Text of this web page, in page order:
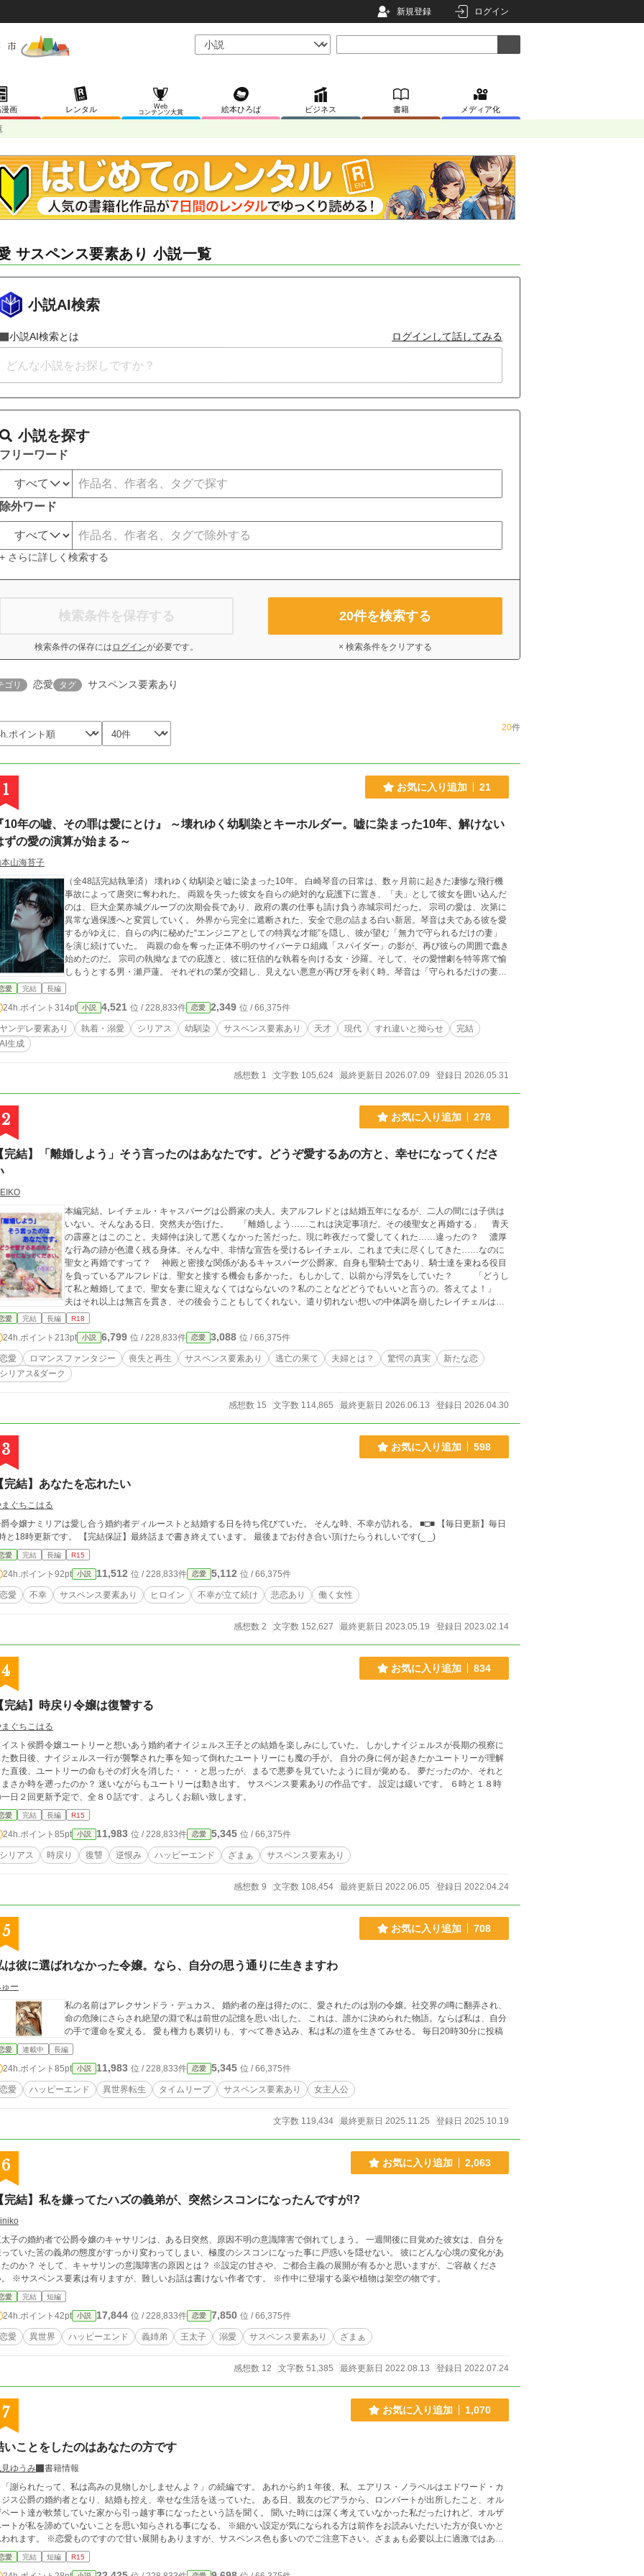
新規登録 ログイン
画 レンタル
Web
コンテンツ大賞
絵本ひろば ビジネス 書籍 メディア化
サスペンス要素あり 小説一覧
小説AI検索
小説AI検索とは ログインして話してみる
小説を探す
フリーワード
除外ワード
+ さらに詳しく検索する
検索条件を保存する
検索条件の保存には ログインが必要です。
20件を検索する
× 検索条件をクリアする
ゴリ 恋愛 タグ サスペンス要素あり
20件
1 お気に入り追加 21
10年の嘘、その罪は愛にとけ』 ～壊れゆく幼馴染とキーホルダー。嘘に染まった10年、解けない
ずの愛の演算が始まる～
山海苔子
（全48話完結執筆済） ​壊れゆく幼馴染と嘘に染まった10年。 ​白崎琴音の日常は、数ヶ月前に起きた凄惨な飛行機
事故によって唐突に奪われた。 両親を失った彼女を自らの絶対的な庇護下に置き、「夫」として彼女を囲い込んだ
のは、巨大企業赤城グループの次期会長であり、政府の裏の仕事も請け負う赤城宗司だった。 ​宗司の愛は、次第に
異常な過保護へと変質していく。 外界から完全に遮断された、安全で息の詰まる白い新居。琴音は夫である彼を愛
するがゆえに、自らの内に秘めた“エンジニアとしての特異な才能”を隠し、彼が望む「無力で守られるだけの妻」
を演じ続けていた。 ​ 両親の命を奪った正体不明のサイバーテロ組織「スパイダー」の影が、再び彼らの周囲で蠢き
始めたのだ。 ​宗司の執拗なまでの庇護と、彼に狂信的な執着を向ける女・沙羅。そして、その愛憎劇を特等席で愉
しもうとする男・瀬戸蓮。 それぞれの業が交錯し、見えない悪意が再び牙を剥く時。琴音は「守られるだけの妻」
でいることをやめ、長年封印していた指先を動かす決意をする。 ​嘘と執着で塗り固められた鳥籠を壊し、不器用な
化、台詞、世界観など、物語ストーリーの根本となる設計はすべて作者のオリジナルです。それらを小説の形にす
るための「本文（地の文）の執筆・文章化（5割程）」においてAIを活用しています。
愛 完結 長編
24h.ポイント 314pt 小説 4,521 位 / 228,833件 恋愛 2,349 位 / 66,375件
ヤンデレ要素あり 執着・溺愛 シリアス 幼馴染 サスペンス要素あり 天才 現代 すれ違いと拗らせ
完結
AI生成
感想数 1 文字数 105,624 最終更新日 2026.07.09 登録日 2026.05.31
2 お気に入り追加 278
完結】「離婚しよう」そう言ったのはあなたです。どうぞ愛するあの方と、幸せになってくださ
本編完結。レイチェル・キャスバーグは公爵家の夫人。夫アルフレドとは結婚五年になるが、二人の間には子供は
いない。そんなある日、突然夫が告げた。 「離婚しよう……これは決定事項だ。その後聖女と再婚する」 青天
の霹靂とはこのこと。夫婦仲は決して悪くなかった筈だった。現に昨夜だって愛してくれた……違ったの？ 濃厚
な行為の跡が色濃く残る身体。そんな中、非情な宣告を受けるレイチェル。これまで夫に尽くしてきた……なのに
聖女と再婚ですって？ 神殿と密接な関係があるキャスバーグ公爵家。自身も聖騎士であり、騎士達を束ねる役目
を負っているアルフレドは、聖女と接する機会も多かった。もしかして、以前から浮気をしていた？ 「どうし
て私と離婚してまで、聖女を妻に迎えなくてはならないの？私のことなどどうでもいいと言うの。答えてよ！」
夫はそれ以上は無言を貫き、その後会うこともしてくれない。遣り切れない想いの中体調を崩したレイチェルは、
朦朧とした意識の中既に離婚が成立していることを知る。 「了承なんてしてない！」 そんなレイチェルの
ないものではあるけど、国王の甥である夫ならば拒否することも可能だったはず。結局はあなたの選択なのね？
打ちひしがれているところに、突然現れた聖女から侮辱を受け、おまけに驚愕の真実を聞く。そのショックでレイ
チェルは、聖女を怪我をさせてしまうことに。 そこに現れたアルフレドは、レイチェルがワザと聖女に対して暴
力を奮ったのだと誤解し、経緯も聞かずに厳しく罵倒する。それから大事そうに聖女を抱え、冷たい視線を投げて
レイチェル。だけど疎遠になっている実家には頼れず、手に入れた慰謝料でどこか遠くへと姿を隠すことを決意す
絡まり合い、レイチェルを思いも寄らない方向へと翻弄する。驚愕の真実へと辿り着いた時、その先にあるものと
愛 完結 長編 R18
24h.ポイント 213pt 小説 6,799 位 / 228,833件 恋愛 3,088 位 / 66,375件
恋愛 ロマンスファンタジー 喪失と再生 サスペンス要素あり 逃亡の果て 夫婦とは？ 驚愕の真実
新たな恋
シリアス&ダーク
感想数 15 文字数 114,865 最終更新日 2026.06.13 登録日 2026.04.30
3 お気に入り追加 598
完結】あなたを忘れたい
ぐちこはる
令嬢ナミリアは愛し合う婚約者ディルーストと結婚する日を待ち侘びていた。 そんな時、不幸が訪れる。 ■□■ 【毎日更新】毎日
と18時更新です。 【完結保証】最終話まで書き終えています。 最後までお付き合い頂けたらうれしいです(_ _)
愛 完結 長編 R15
24h.ポイント 92pt 小説 11,512 位 / 228,833件 恋愛 5,112 位 / 66,375件
恋愛 不幸 サスペンス要素あり ヒロイン 不幸が立て続け 悲恋あり 働く女性
感想数 2 文字数 152,627 最終更新日 2023.05.19 登録日 2023.02.14
4 お気に入り追加 834
完結】時戻り令嬢は復讐する
ぐちこはる
スト侯爵令嬢ユートリーと想いあう婚約者ナイジェルス王子との結婚を楽しみにしていた。 しかしナイジェルスが長期の視察に
数日後、ナイジェルス一行が襲撃された事を知って倒れたユートリーにも魔の手が。 自分の身に何が起きたかユートリーが理解
直後、ユートリーの命もその灯火を消した・・・と思ったが、まるで悪夢を見ていたように目が覚める。 夢だったのか、それと
か時を遡ったのか？ 迷いながらもユートリーは動き出す。 サスペンス要素ありの作品です。 設定は緩いです。 ６時と１８時
日２回更新予定で、全８０話です、よろしくお願い致します。
愛 完結 長編 R15
24h.ポイント 85pt 小説 11,983 位 / 228,833件 恋愛 5,345 位 / 66,375件
シリアス 時戻り 復讐 逆恨み ハッピーエンド ざまぁ サスペンス要素あり
感想数 9 文字数 108,454 最終更新日 2022.06.05 登録日 2022.04.24
5 お気に入り追加 708
は彼に選ばれなかった令嬢。なら、自分の思う通りに生きますわ
ー
私の名前はアレクサンドラ・デュカス。 婚約者の座は得たのに、愛されたのは別の令嬢。社交界の噂に翻弄され、
命の危険にさらされ絶望の淵で私は前世の記憶を思い出した。 これは、誰かに決められた物語。ならば私は、自分
の手で運命を変える。 愛も権力も裏切りも、すべて巻き込み、私は私の道を生きてみせる。 毎日20時30分に投稿
愛 連載中 長編
24h.ポイント 85pt 小説 11,983 位 / 228,833件 恋愛 5,345 位 / 66,375件
恋愛 ハッピーエンド 異世界転生 タイムリープ サスペンス要素あり 女主人公
文字数 119,434 最終更新日 2025.11.25 登録日 2025.10.19
6 お気に入り追加 2,063
完結】私を嫌ってたハズの義弟が、突然シスコンになったんですが!?
子の婚約者で公爵令嬢のキャサリンは、ある日突然、原因不明の意識障害で倒れてしまう。 一週間後に目覚めた彼女は、自分を
ていた筈の義弟の態度がすっかり変わってしまい、極度のシスコンになった事に戸惑いを隠せない。 彼にどんな心境の変化があ
か？ そして、キャサリンの意識障害の原因とは？ ※設定の甘さや、ご都合主義の展開が有るかと思いますが、ご容赦くださ
※サスペンス要素は有りますが、難しいお話は書けない作者です。 ※作中に登場する薬や植物は架空の物です。
愛 完結 短編
24h.ポイント 42pt 小説 17,844 位 / 228,833件 恋愛 7,850 位 / 66,375件
恋愛 異世界 ハッピーエンド 義姉弟 王太子 溺愛 サスペンス要素あり ざまぁ
感想数 12 文字数 51,385 最終更新日 2022.08.13 登録日 2022.07.24
7 お気に入り追加 1,070
いことをしたのはあなたの方です
ゆうみ
書籍情報
られたって、私は高みの見物しかしませんよ？」の続編です。 あれから約１年後、私、エアリス・ノラベルはエドワード・カ
ス公爵の婚約者となり、結婚も控え、幸せな生活を送っていた。 ある日、親友のビアラから、ロンバートが出所したこと、オル
ート達が軟禁していた家から引っ越す事になったという話を聞く。 聞いた時には深く考えていなかった私だったけれど、オルザ
が私を諦めていないことを思い知らされる事になる。 ※細かい設定が気になられる方は前作をお読みいただいた方が良いかと
れます。 ※恋愛ものですので甘い展開もありますが、サスペンス色も多いのでご注意下さい。ざまぁも必要以上に過激ではあり
ん。 ※史実とは関係ない、独特の世界観であり、設定はゆるゆるで、ご都合主義です。魔法が存在する世界です。
愛 完結 短編 R15